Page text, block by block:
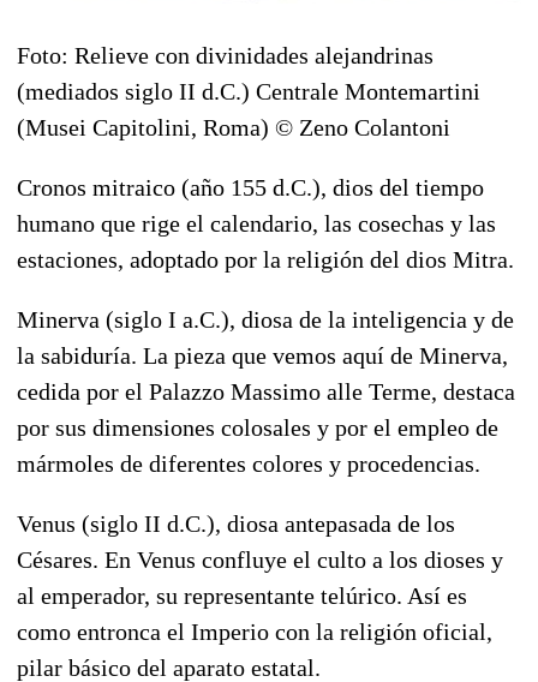
Foto: Relieve con divinidades alejandrinas
(mediados siglo II d.C.) Centrale Montemartini
(Musei Capitolini, Roma) © Zeno Colantoni
Cronos mitraico (año 155 d.C.), dios del tiempo
humano que rige el calendario, las cosechas y las
estaciones, adoptado por la religión del dios Mitra.
Minerva (siglo I a.C.), diosa de la inteligencia y de
la sabiduría. La pieza que vemos aquí de Minerva,
cedida por el Palazzo Massimo alle Terme, destaca
por sus dimensiones colosales y por el empleo de
mármoles de diferentes colores y procedencias.
Venus (siglo II d.C.), diosa antepasada de los
Césares. En Venus confluye el culto a los dioses y
al emperador, su representante telúrico. Así es
como entronca el Imperio con la religión oficial,
pilar básico del aparato estatal.